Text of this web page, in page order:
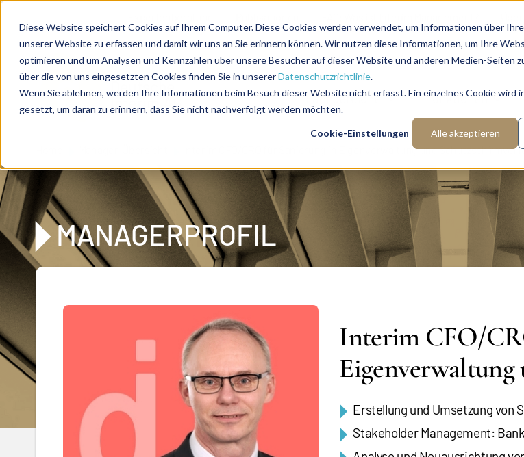
Diese Website speichert Cookies auf Ihrem Computer. Diese Cookies werden verwendet, um Informationen über
unserer Website zu erfassen und damit wir uns an Sie erinnern können. Wir nutzen diese Informationen, um Ihre
optimieren und um Analysen und Kennzahlen über unsere Besucher auf dieser Website und anderen Medien-Seiten
über die von uns eingesetzten Cookies finden Sie in unsererDatenschutzrichtlinie.
Wenn Sie ablehnen, werden Ihre Informationen beim Besuch dieser Website nicht erfasst. Ein einzelnes Cookie wird
gesetzt, um daran zu erinnern, dass Sie nicht nachverfolgt werden möchten.
Cookie-Einstellungen Alle akzeptieren
Deutsche
InterimAG Fachbereiche Funktionen
Interim CFO/CRO für Sanierung in Eigenverwaltung und
MANAGERPROFIL
Interim CFO/
Eigenverwaltung
Erstellung und Umsetzung von
Stakeholder Management: